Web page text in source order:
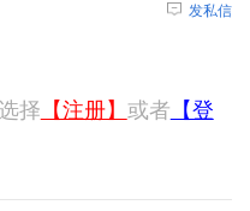
发私信
择 【注册】 或者 【登